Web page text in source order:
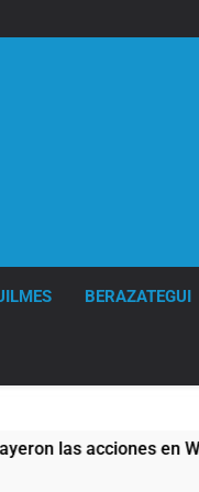
BERAZATEGUI
y el riesgo país